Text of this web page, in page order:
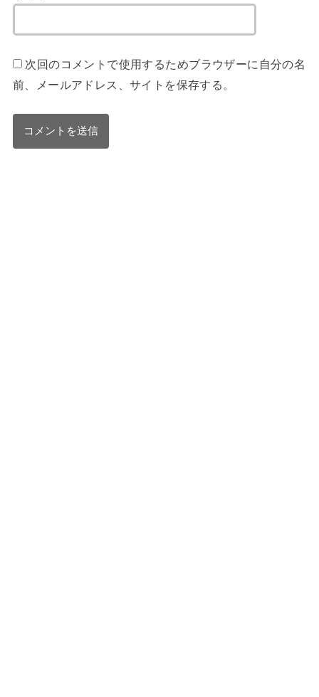
次回のコメントで使用するためブラウザーに自分の名
前、メールアドレス、サイトを保存する。